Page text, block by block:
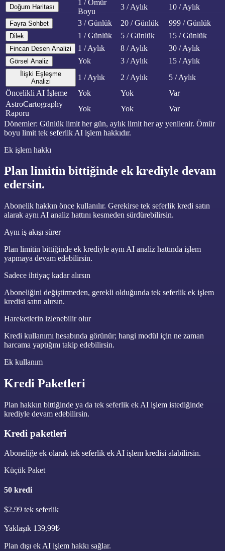
Doğum Haritası
1 / Ömür
Boyu
3 / Aylık 10 / Aylık
Fayra Sohbet 3 / Günlük 20 / Günlük 999 / Günlük
Dilek 1 / Günlük 5 / Günlük 15 / Günlük
Fincan Desen Analizi 1 / Aylık 8 / Aylık 30 / Aylık
Görsel Analiz Yok 3 / Aylık 15 / Aylık
İlişki Eşleşme
Analizi
1 / Aylık 2 / Aylık
5 / Aylık
Öncelikli AI İşleme
Yok Yok
Var
AstroCartography
Raporu
Yok Yok
Var
Dönemler: Günlük limit her gün, aylık limit her ay yenilenir. Ömür
boyu limit tek seferlik AI işlem hakkıdır.
Ek işlem hakkı
Plan limitin bittiğinde ek krediyle devam
edersin.
Abonelik hakkın önce kullanılır. Gerekirse tek seferlik kredi satın
alarak aynı AI analiz hattını kesmeden sürdürebilirsin.
Aynı iş akışı sürer
Plan limitin bittiğinde ek krediyle aynı AI analiz hattında işlem
yapmaya devam edebilirsin.
Sadece ihtiyaç kadar alırsın
Aboneliğini değiştirmeden, gerekli olduğunda tek seferlik ek işlem
kredisi satın alırsın.
Hareketlerin izlenebilir olur
Kredi kullanımı hesabında görünür; hangi modül için ne zaman
harcama yaptığını takip edebilirsin.
Ek kullanım
Kredi Paketleri
Plan hakkın bittiğinde ya da tek seferlik ek AI işlem istediğinde
krediyle devam edebilirsin.
Kredi paketleri
Aboneliğe ek olarak tek seferlik ek AI işlem kredisi alabilirsin.
Küçük Paket
50 kredi
$2.99 tek seferlik
Yaklaşık 139,99₺
Plan dışı ek AI işlem hakkı sağlar.